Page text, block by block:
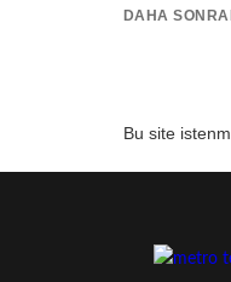
DAHA
Bu site